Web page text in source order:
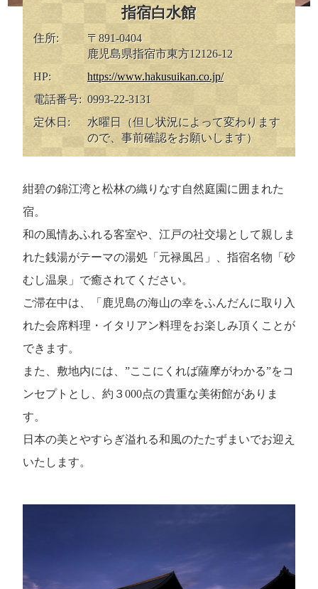
指宿白水館
住所:
〒891-0404
鹿児島県指宿市東方12126-12
HP:
https://www.hakusuikan.co.jp/
電話番号: 0993-22-3131
定休日:
水曜日（但し状況によって変わります
ので、事前確認をお願いします）
紺碧の錦江湾と松林の織りなす自然庭園に囲まれた
宿。
和の風情あふれる客室や、江戸の社交場として親しま
れた銭湯がテーマの湯処「元禄風呂」、指宿名物「砂
むし温泉」で癒されてください。
ご滞在中は、「鹿児島の海山の幸をふんだんに取り入
れた会席料理・イタリアン料理をお楽しみ頂くことが
できます。
また、敷地内には、”ここにくれば薩摩がわかる”をコ
ンセプトとし、約３000点の貴重な美術館がありま
す。
日本の美とやすらぎ溢れる和風のたたずまいでお迎え
いたします。